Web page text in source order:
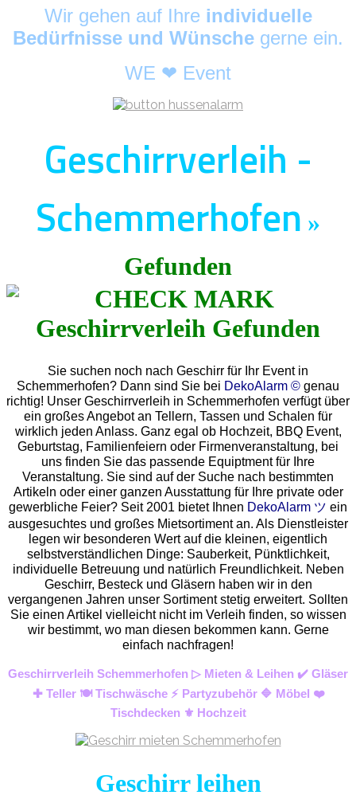
Wir gehen auf Ihre individuelle
Bedürfnisse und Wünsche gerne ein.
WE ❤ Event
Geschirrverleih -
Schemmerhofen »
Gefunden
Sie suchen noch nach Geschirr für Ihr Event in
Schemmerhofen? Dann sind Sie bei DekoAlarm © genau
richtig! Unser Geschirrverleih in Schemmerhofen verfügt über
ein großes Angebot an Tellern, Tassen und Schalen für
wirklich jeden Anlass. Ganz egal ob Hochzeit, BBQ Event,
Geburtstag, Familienfeiern oder Firmenveranstaltung, bei
uns finden Sie das passende Equiptment für Ihre
Veranstaltung. Sie sind auf der Suche nach bestimmten
Artikeln oder einer ganzen Ausstattung für Ihre private oder
gewerbliche Feier? Seit 2001 bietet Ihnen DekoAlarm ツ ein
ausgesuchtes und großes Mietsortiment an. Als Dienstleister
legen wir besonderen Wert auf die kleinen, eigentlich
selbstverständlichen Dinge: Sauberkeit, Pünktlichkeit,
individuelle Betreuung und natürlich Freundlichkeit. Neben
Geschirr, Besteck und Gläsern haben wir in den
vergangenen Jahren unser Sortiment stetig erweitert. Sollten
Sie einen Artikel vielleicht nicht im Verleih finden, so wissen
wir bestimmt, wo man diesen bekommen kann. Gerne
einfach nachfragen!
Geschirrverleih Schemmerhofen ▷ Mieten & Leihen ✔️ Gläser
✚ Teller 🍽️ Tischwäsche ⚡ Partyzubehör 🔷 Möbel ❤️
Tischdecken ⚜️ Hochzeit
Geschirr leihen